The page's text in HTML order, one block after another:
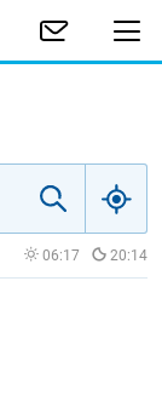
06:17 20:14